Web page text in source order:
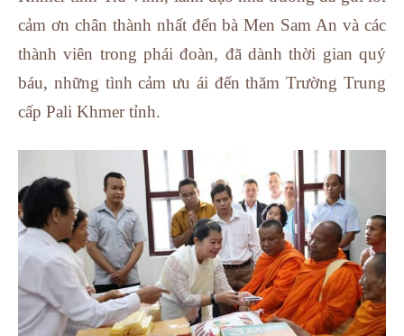
cảm ơn chân thành nhất đến bà Men Sam An và các
thành viên trong phái đoàn, đã dành thời gian quý
báu, những tình cảm ưu ái đến thăm Trường Trung
cấp Pali Khmer tỉnh.